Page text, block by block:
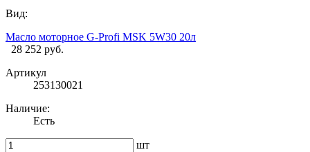
Вид:
Масло моторное G-Profi MSK 5W30 20л
28 252 руб.
Артикул
253130021
Наличие:
Есть
шт